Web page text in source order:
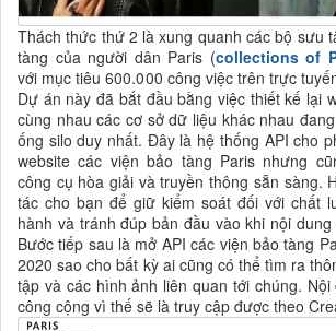
Thách thức thứ 2 là xung quanh các bộ sưu
tàng của người dân Paris (collections of
với mục tiêu 600.000 công việc trên trực
Dự án này đã bắt đầu bằng việc thiết kế lại
cùng nhau các cơ sở dữ liệu khác nhau
ống silo duy nhất. Đây là hệ thống API cho
website các viện bảo tàng Paris nhưng
công cụ hòa giải và truyền thông sẵn sàng.
tác cho bạn để giữ kiểm soát đối với chất
hành và tránh đúp bản đầu vào khi nội
Bước tiếp sau là mở API các viện bảo tàng
2020 sao cho bất kỳ ai cũng có thể tìm ra
tập và các hình ảnh liên quan tới chúng.
công cộng vì thế sẽ là truy cập được theo